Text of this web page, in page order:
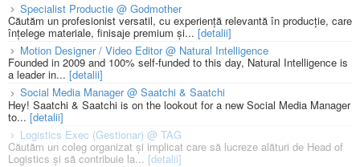
Specialist Productie @ Godmother
Căutăm un profesionist versatil, cu experiență relevantă în producție, care
înțelege materiale, finisaje premium și... [detalii]
Motion Designer / Video Editor @ Natural Intelligence
Founded in 2009 and 100% self-funded to this day, Natural Intelligence is
a leader in... [detalii]
Social Media Manager @ Saatchi & Saatchi
Hey! Saatchi & Saatchi is on the lookout for a new Social Media Manager
to... [detalii]
Logistics Exec (Gestionar) @ TAG
Căutăm un coleg organizat și implicat care să lucreze alături de Head of
Logistics și să contribuie la... [detalii]